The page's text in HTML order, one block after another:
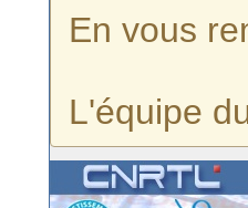
En vous
L'équipe